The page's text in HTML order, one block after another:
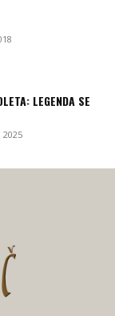
LEGENDA SE
2025